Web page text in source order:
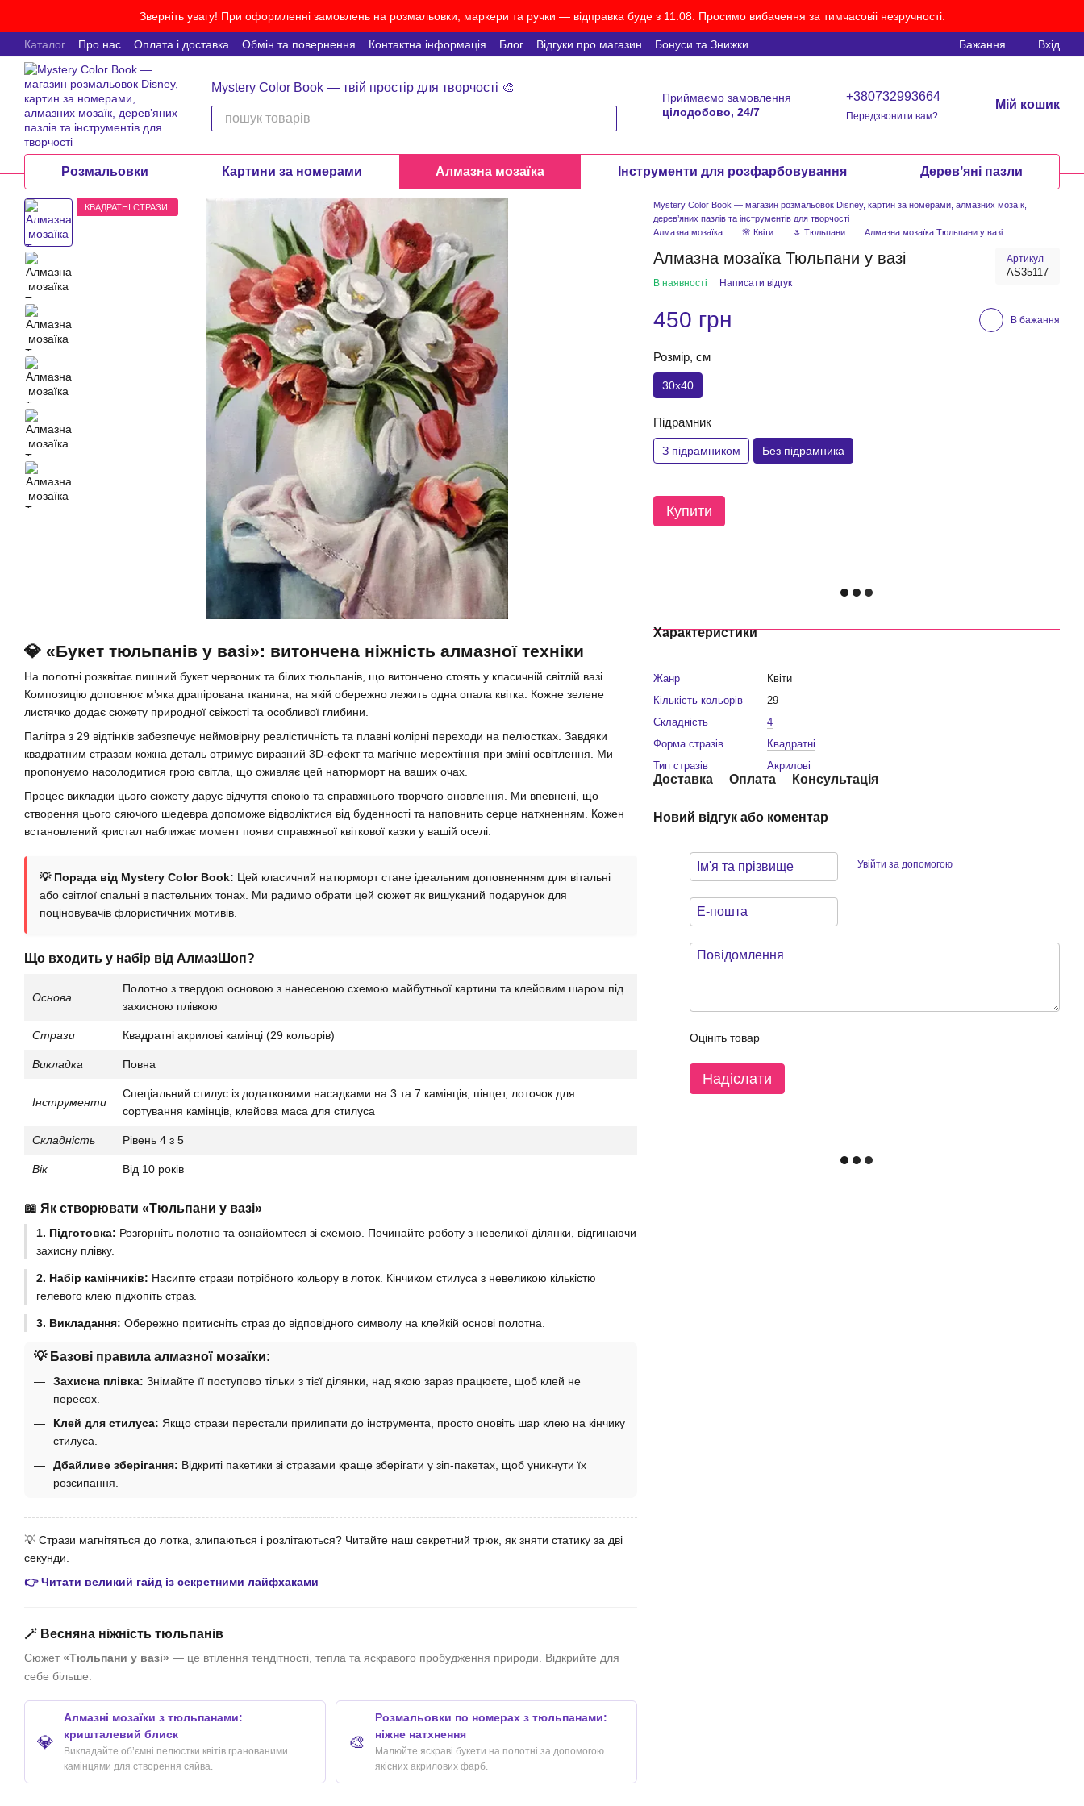
Перейти до основного контентуЗверніть увагу! При оформленні замовлень на розмальовки, маркери та ручки — відправка буде з 11.08. Просимо вибачення за тимчасовіі незручності.
Каталог Про нас Оплата і доставка Обмін та повернення Контактна інформація Блог Відгуки про магазин Бонуси та Знижки Бажання Вхід
Mystery Color Book — твій простір для творчості 🎨
Приймаємо замовлення
цілодобово, 24/7
+380732993664
Передзвонити вам?
Мій кошик
Розмальовки Картини за номерами Алмазна мозаїка Інструменти для розфарбовування Деревʼяні пазли
КВАДРАТНІ СТРАЗИ
💎 «Букет тюльпанів у вазі»: витончена ніжність алмазної техніки
На полотні розквітає пишний букет червоних та білих тюльпанів, що витончено стоять у класичній світлій вазі.
Композицію доповнює м’яка драпірована тканина, на якій обережно лежить одна опала квітка. Кожне зелене
листячко додає сюжету природної свіжості та особливої глибини.
Палітра з 29 відтінків забезпечує неймовірну реалістичність та плавні колірні переходи на пелюстках. Завдяки
квадратним стразам кожна деталь отримує виразний 3D-ефект та магічне мерехтіння при зміні освітлення. Ми
пропонуємо насолодитися грою світла, що оживляє цей натюрморт на ваших очах.
Процес викладки цього сюжету дарує відчуття спокою та справжнього творчого оновлення. Ми впевнені, що
створення цього сяючого шедевра допоможе відволіктися від буденності та наповнить серце натхненням. Кожен
встановлений кристал наближає момент появи справжньої квіткової казки у вашій оселі.
💡 Порада від Mystery Color Book: Цей класичний натюрморт стане ідеальним доповненням для вітальні
або світлої спальні в пастельних тонах. Ми радимо обрати цей сюжет як вишуканий подарунок для
поціновувачів флористичних мотивів.
Що входить у набір від АлмазШоп?
Основа
Полотно з твердою основою з нанесеною схемою майбутньої картини та клейовим шаром під
захисною плівкою
Стрази Квадратні акрилові камінці (29 кольорів)
Викладка Повна
Інструменти
Спеціальний стилус із додатковими насадками на 3 та 7 камінців, пінцет, лоточок для
сортування камінців, клейова маса для стилуса
Складність Рівень 4 з 5
Вік Від 10 років
📖 Як створювати «Тюльпани у вазі»
1. Підготовка: Розгорніть полотно та ознайомтеся зі схемою. Починайте роботу з невеликої ділянки, відгинаючи
захисну плівку.
2. Набір камінчиків: Насипте стрази потрібного кольору в лоток. Кінчиком стилуса з невеликою кількістю
гелевого клею підхопіть страз.
3. Викладання: Обережно притисніть страз до відповідного символу на клейкій основі полотна.
💡 Базові правила алмазної мозаїки:
Захисна плівка: Знімайте її поступово тільки з тієї ділянки, над якою зараз працюєте, щоб клей не
пересох.
Клей для стилуса: Якщо стрази перестали прилипати до інструмента, просто оновіть шар клею на кінчику
стилуса.
Дбайливе зберігання: Відкриті пакетики зі стразами краще зберігати у зіп-пакетах, щоб уникнути їх
розсипання.
💡 Стрази магнітяться до лотка, злипаються і розлітаються? Читайте наш секретний трюк, як зняти статику за дві
секунди.
👉 Читати великий гайд із секретними лайфхаками
🪄 Весняна ніжність тюльпанів
Сюжет «Тюльпани у вазі» — це втілення тендітності, тепла та яскравого пробудження природи. Відкрийте для
себе більше:
💎
Алмазні мозаїки з тюльпанами:
кришталевий блиск
Викладайте об’ємні пелюстки квітів гранованими
камінцями для створення сяйва.
🎨
Розмальовки по номерах з тюльпанами:
ніжне натхнення
Малюйте яскраві букети на полотні за допомогою
якісних акрилових фарб.
Mystery Color Book — магазин розмальовок Disney, картин за номерами, алмазних мозаїк,
дерев’яних пазлів та інструментів для творчості
Алмазна мозаїка
🌸 Квіти 🌷 Тюльпани Алмазна мозаїка Тюльпани у вазі
Алмазна мозаїка Тюльпани у вазі Артикул
AS35117
В наявності Написати відгук
450 грн В бажання
Розмір, см
30x40
Підрамник
З підрамником Без підрамника
Купити
Характеристики
Жанр
Квіти
Кількість кольорів
29
Складність
4
Форма стразів
Квадратні
Тип стразів
Акрилові
Доставка Оплата Консультація
Новий відгук або коментар
Увійти за допомогою
Оцініть товар
Надіслати